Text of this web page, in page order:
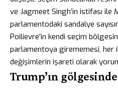
ve Jagmeet Singh’in istifası ile
parlamentodaki sandalye
Poilievre’in kendi seçim
parlamentoya girememesi, her
değişimlerin işareti olarak
Trump’ın